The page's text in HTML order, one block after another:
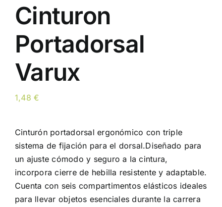
Cinturon
Portadorsal
Varux
1,48€
Cinturón portadorsal ergonómico con triple
sistema de fijación para el dorsal.Diseñado para
un ajuste cómodo y seguro a la cintura,
incorpora cierre de hebilla resistente y adaptable.
Cuenta con seis compartimentos elásticos ideales
para llevar objetos esenciales durante la carrera